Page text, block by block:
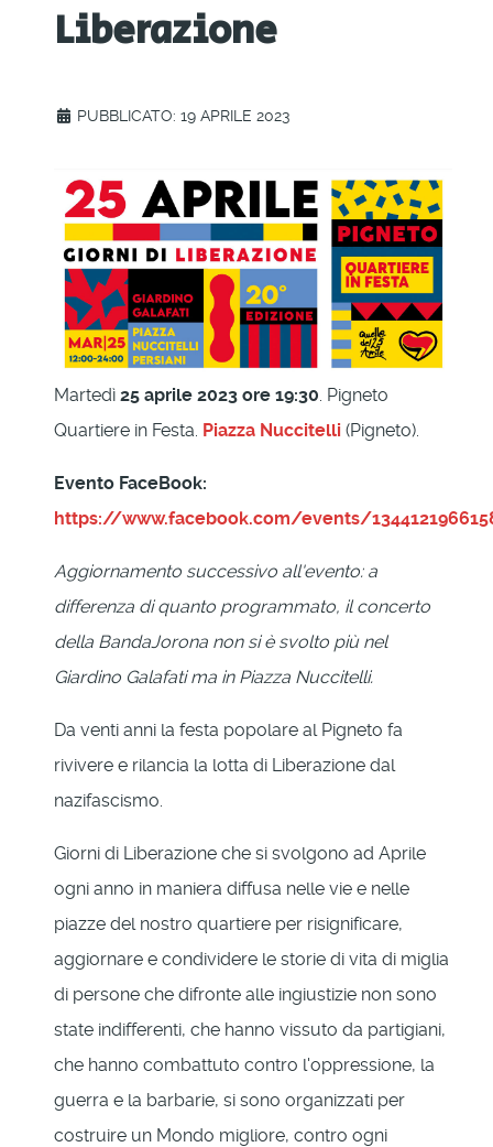
Liberazione
PUBBLICATO: 19 APRILE 2023
Martedì 25 aprile 2023 ore 19:30 . Pigneto
Quartiere in Festa. Piazza Nuccitelli (Pigneto).
Evento FaceBook:
https://www.facebook.com/events/
Aggiornamento successivo all'evento: a
differenza di quanto programmato, il concerto
della BandaJorona non si è svolto più nel
Giardino Galafati ma in Piazza Nuccitelli.
Da venti anni la festa popolare al Pigneto fa
rivivere e rilancia la lotta di Liberazione dal
nazifascismo.
Giorni di Liberazione che si svolgono ad Aprile
ogni anno in maniera diffusa nelle vie e nelle
piazze del nostro quartiere per risignificare,
aggiornare e condividere le storie di vita di miglia
di persone che difronte alle ingiustizie non sono
state indifferenti, che hanno vissuto da partigiani,
che hanno combattuto contro l'oppressione, la
guerra e la barbarie, si sono organizzati per
costruire un Mondo migliore, contro ogni